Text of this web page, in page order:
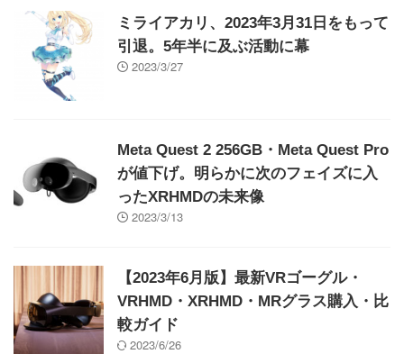
ミライアカリ、2023年3月31日をもって
引退。5年半に及ぶ活動に幕
2023/3/27
Meta Quest 2 256GB・Meta Quest Pro
が値下げ。明らかに次のフェイズに入
ったXRHMDの未来像
2023/3/13
【2023年6月版】最新VRゴーグル・
VRHMD・XRHMD・MRグラス購入・比
較ガイド
2023/6/26